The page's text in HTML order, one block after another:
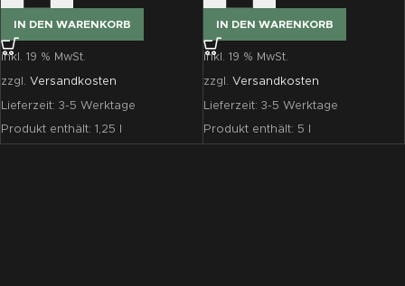
IN DEN WARENKORB
inkl. 19 % MwSt.
zzgl. Versandkosten
Lieferzeit: 3-5 Werktage
Produkt enthält: 1,25
IN DEN WARENKORB
inkl. 19 % MwSt.
zzgl. Versandkosten
Lieferzeit: 3-5 Werktage
Produkt enthält: 5